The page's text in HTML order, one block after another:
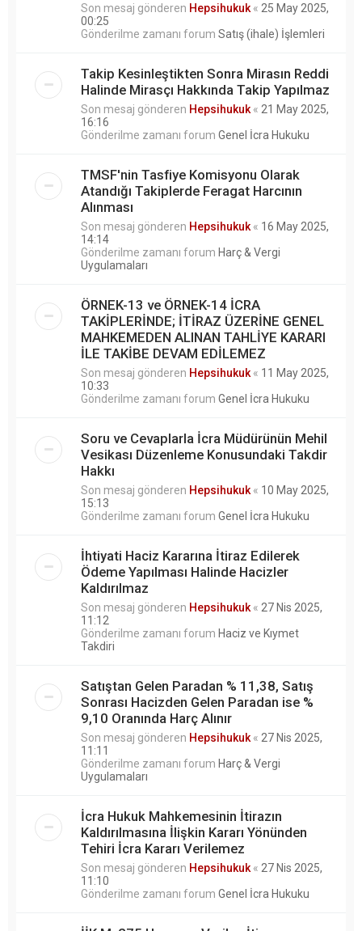
Son mesaj gönderen Hepsihukuk « 25 May 2025,
00:25
Gönderilme zamanı forum Satış (ihale) İşlemleri
Takip Kesinleştikten Sonra Mirasın Reddi
Halinde Mirasçı Hakkında Takip Yapılmaz
Son mesaj gönderen Hepsihukuk « 21 May 2025,
16:16
Gönderilme zamanı forum Genel İcra Hukuku
TMSF'nin Tasfiye Komisyonu Olarak
Atandığı Takiplerde Feragat Harcının
Alınması
Son mesaj gönderen Hepsihukuk « 16 May 2025,
14:14
Gönderilme zamanı forum Harç & Vergi
Uygulamaları
ÖRNEK-13 ve ÖRNEK-14 İCRA
TAKİPLERİNDE; İTİRAZ ÜZERİNE GENEL
MAHKEMEDEN ALINAN TAHLİYE KARARI
İLE TAKİBE DEVAM EDİLEMEZ
Son mesaj gönderen Hepsihukuk « 11 May 2025,
10:33
Gönderilme zamanı forum Genel İcra Hukuku
Soru ve Cevaplarla İcra Müdürünün Mehil
Vesikası Düzenleme Konusundaki Takdir
Hakkı
Son mesaj gönderen Hepsihukuk « 10 May 2025,
15:13
Gönderilme zamanı forum Genel İcra Hukuku
İhtiyati Haciz Kararına İtiraz Edilerek
Ödeme Yapılması Halinde Hacizler
Kaldırılmaz
Son mesaj gönderen Hepsihukuk « 27 Nis 2025,
11:12
Gönderilme zamanı forum Haciz ve Kıymet
Takdiri
Satıştan Gelen Paradan % 11,38, Satış
Sonrası Hacizden Gelen Paradan ise %
9,10 Oranında Harç Alınır
Son mesaj gönderen Hepsihukuk « 27 Nis 2025,
11:11
Gönderilme zamanı forum Harç & Vergi
Uygulamaları
İcra Hukuk Mahkemesinin İtirazın
Kaldırılmasına İlişkin Kararı Yönünden
Tehiri İcra Kararı Verilemez
Son mesaj gönderen Hepsihukuk « 27 Nis 2025,
11:10
Gönderilme zamanı forum Genel İcra Hukuku